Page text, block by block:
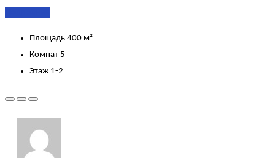
Площадь 400 м²
Комнат 5
Этаж 1-2